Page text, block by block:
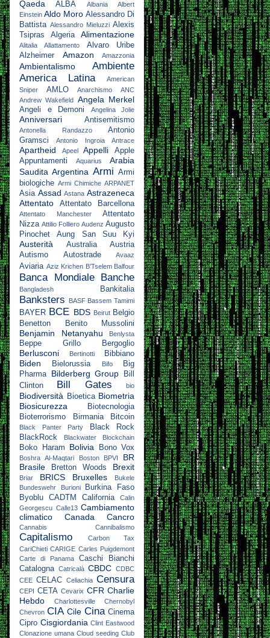
Qaeda ALBA Albania
Albert
Einstein Aldo Moro Alessandro Di
Battista Alessandro Mieluzzi Alexis
Tsipras
Algeria Alimentazione
Alitalia Allattamento
Alvaro Uribe
Alzheimer
Amazon Amazzonia
Ambientalismo
Ambiente
America Latina
American
Sniper
AMLO Anarchismo
ANC
Andrew Wakefield Angela Merkel
Angeli e Demoni Angelina Jolie
Anniversari Antisemitismo
Antonella Randazzo
Antonio
Gramsci
Antonio Ingroia Antrace
Apartheid Apeel Appelli
Apple
Appuntamenti
Aquarius
Arabia
Saudita Argentina Armi Armi
biologiche Armi Chimiche ARPANET
Asia Assad Astana Astrazeneca
Attentato
Attentato Barcellona
Attentato Manchester
Attentato
Nizza Attilio Folliero Audenz Augusto
Pinochet
Aung San Suu Kyi
Austerità Australia
Austria
Autismo
Autostrade Avaaz
Aviaria Aziz Krichen B’Tselem Balfour
Banca Mondiale Banche
Bangladesh Bankitalia
Banksters BASF Bassem Tamimi
BAYER BCE BDS Beirut Belgio
Benetton
Benito Mussolini
Benjamin Netanyahu Benlysta
Beppe Grillo Bergoglio
Berlusconi Bertinotti Bibbiano
Biden Bielorussia Bifo
Big
Pharma
Bilderberg Group
Bill
Clinton
Bill Gates bio
Biodiversità Bioetica Biometria
Biosicurezza
Biotecnologia
Bioterrorismo
Birmania Bitcoin
Black Panter Party
Black Rock
BlackRock
Blackwater Blockchain
Boko Haram Bolivia Bono Vox
Boshra Al-Maqtari Boston BPVI
BR
Brasile
Bretton Woods Brexit
Briar BRICS Bruxelles
Bukele
Bundeswehr
Burioni
Burkina Faso
Byoblu
CADTM California
Calin
Georgescu Calle13 Cambiamento
climatico
Canada Cancro
Cannabis Cannibalismo
Capitalismo
Carbon Tax
CariChieti CARIGE Carles Puigdemont
Carte di Panama
Caschi Bianchi
Catalogna Catricalà CBDC CDBC
CEE CELAC Celiachia Censura
CEPI CETA Cevarix CFR Charlie
Hebdo
Charlottesville
Chernobyl
Chevron CIA Cile Cina Cinema
Cipro Cisgiordania Clint Eastwood
Clonazione umana Cloud seeding Club